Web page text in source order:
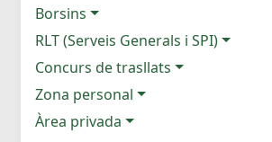
Borsins
RLT (Serveis Generals i SPI)
Concurs de trasllats
Zona personal
Àrea privada